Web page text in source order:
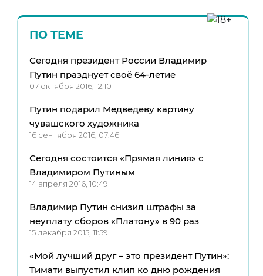
ПО ТЕМЕ
Сегодня президент России Владимир
Путин празднует своё 64-летие
07 октября 2016, 12:10
Путин подарил Медведеву картину
чувашского художника
16 сентября 2016, 07:46
Сегодня состоится «Прямая линия» с
Владимиром Путиным
14 апреля 2016, 10:49
Владимир Путин снизил штрафы за
неуплату сборов «Платону» в 90 раз
15 декабря 2015, 11:59
«Мой лучший друг – это президент Путин»:
Тимати выпустил клип ко дню рождения